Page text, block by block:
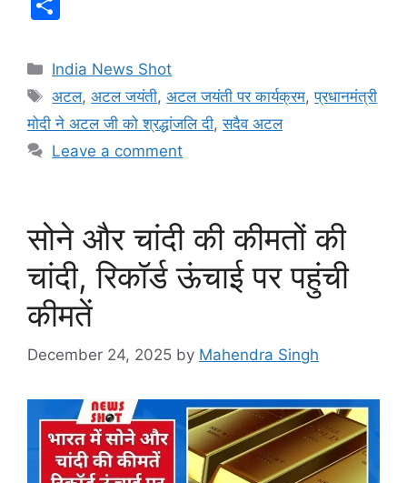
e
b
o
o
s
A
p
p
e
dI
n
t
e
n
a
g
a
m
d
ar
e
Categories
India News Shot
Tags
अटल,अटल जयंती,अटल जयंती पर कार्यक्रम,प्रधानमंत्री
मोदी ने अटल जी को श्रद्धांजलि दी,सदैव अटल
Leave a comment
सोने और चांदी की कीमतों की
चांदी, रिकॉर्ड ऊंचाई पर पहुंची
कीमतें
December 24, 2025 by Mahendra Singh